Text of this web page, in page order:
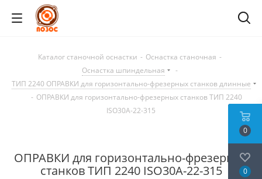
Каталог станочной оснастки - Оснастка станочная -
Оснастка шпиндельная
-
ТИП 2240 ОПРАВКИ для горизонтально-фрезерных станков длинные
- ОПРАВКИ для горизонтально-фрезерных станков ТИП 2240
ISO30A-22-315
ОПРАВКИ для горизонтально-фрезерных
станков ТИП 2240 ISO30A-22-315
0
0